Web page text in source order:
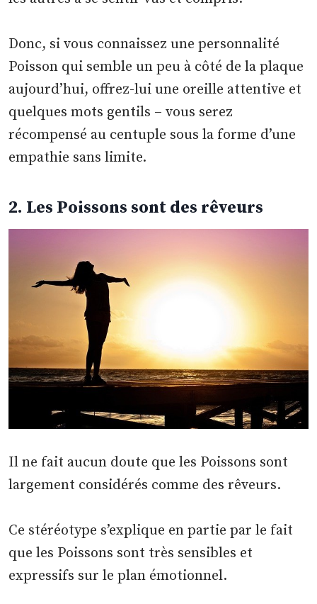
Donc, si vous connaissez une personnalité
Poisson qui semble un peu à côté de la plaque
aujourd’hui, offrez-lui une oreille attentive et
quelques mots gentils – vous serez
récompensé au centuple sous la forme d’une
empathie sans limite.
2. Les Poissons sont des rêveurs
Il ne fait aucun doute que les Poissons sont
largement considérés comme des rêveurs.
Ce stéréotype s’explique en partie par le fait
que les Poissons sont très sensibles et
expressifs sur le plan émotionnel.